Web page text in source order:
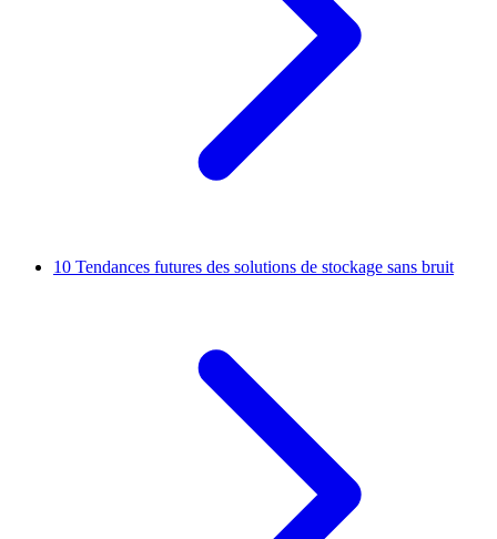
10 Tendances futures des solutions de stockage sans bruit